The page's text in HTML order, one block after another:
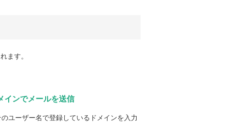
ます。
インでメールを送信
ユーザー名で登録しているドメインを入力